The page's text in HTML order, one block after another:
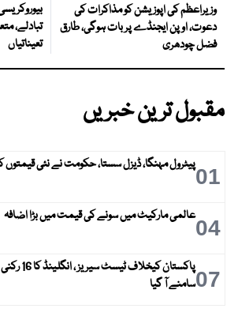
وزیراعظم کی اپوزیشن کو مذاکرات کی
دعوت، اوپن ایجنڈے پر بات ہوگی، طارق
فضل چودھری
تبادلے،
تعیناتیاں
مقبول ترین خبریں
01پیٹرول مہنگا، ڈیزل سستا، حکومت نے نئی قیمتوں
04عالمی مارکیٹ میں سونے کی قیمت میں بڑا اضافہ
07
پاکستان کیخلاف
سامنے آ گیا